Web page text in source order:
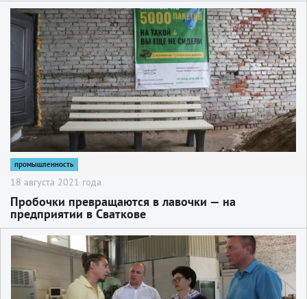
промышленность
18 августа 2021 года
Пробочки превращаются в лавочки — на
предприятии в Сваткове
2